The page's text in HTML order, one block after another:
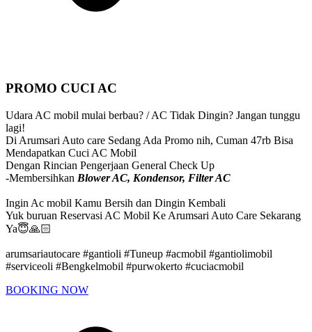
PROMO CUCI AC
Udara AC mobil mulai berbau? / AC Tidak Dingin? Jangan tunggu
lagi!
Di Arumsari Auto care Sedang Ada Promo nih, Cuman 47rb Bisa
Mendapatkan Cuci AC Mobil
Dengan Rincian Pengerjaan General Check Up
-Membersihkan Blower AC, Kondensor, Filter AC
Ingin Ac mobil Kamu Bersih dan Dingin Kembali
Yuk buruan Reservasi AC Mobil Ke Arumsari Auto Care Sekarang
Ya😇🙏🏻
arumsariautocare #gantioli #Tuneup #acmobil #gantiolimobil
#serviceoli #Bengkelmobil #purwokerto #cuciacmobil
BOOKING NOW